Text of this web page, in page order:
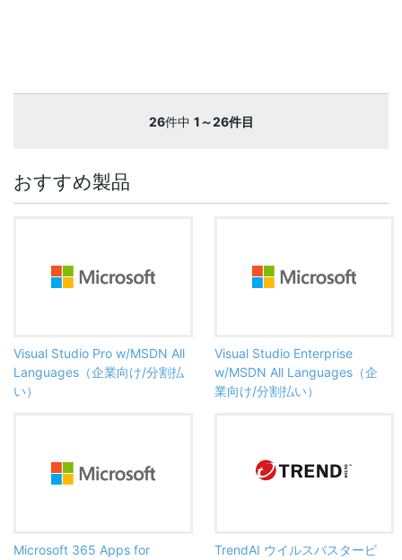
26件中 1～26件目
おすすめ製品
Visual Studio Pro w/MSDN All
Languages（企業向け/分割払
い）
Visual Studio Enterprise
w/MSDN All Languages（企
業向け/分割払い）
Microsoft 365 Apps for
TrendAI ウイルスバスタービ